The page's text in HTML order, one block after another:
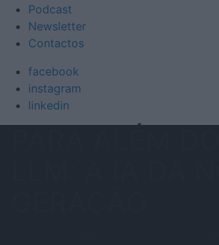
Podcast
Newsletter
Contactos
facebook
instagram
linkedin